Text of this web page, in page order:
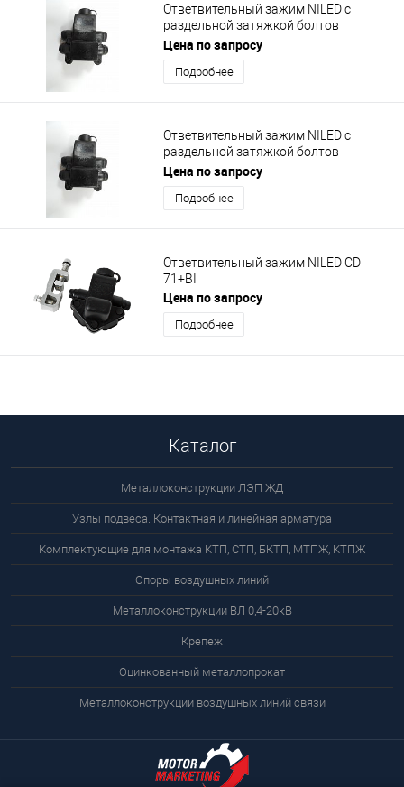
Ответвительный зажим NILED с
раздельной затяжкой болтов
многократного применения со
стороны ответвления РR 240+BI
Цена по запросу
Подробнее
Ответвительный зажим NILED с
раздельной затяжкой болтов
многократного применения со
стороны ответвления РI 153+BI
Цена по запросу
Подробнее
Ответвительный зажим NILED CD
71+BI
Цена по запросу
Подробнее
Каталог
Металлоконструкции ЛЭП ЖД
Узлы подвеса. Контактная и линейная арматура
Комплектующие для монтажа КТП, СТП, БКТП, МТПЖ, КТПЖ
Опоры воздушных линий
Металлоконструкции ВЛ 0,4-20кВ
Крепеж
Оцинкованный металлопрокат
Металлоконструкции воздушных линий связи